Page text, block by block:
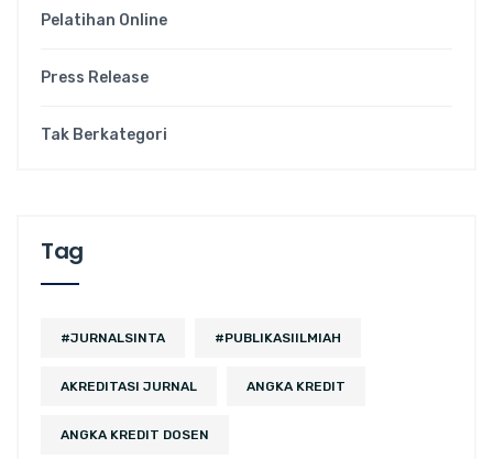
Pelatihan Online
Press Release
Tak Berkategori
Tag
#JURNALSINTA #PUBLIKASIILMIAH
AKREDITASI JURNAL ANGKA KREDIT
ANGKA KREDIT DOSEN